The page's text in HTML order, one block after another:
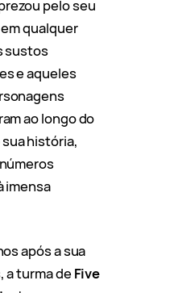
pelo seu
qualquer
sustos
e aqueles
ao longo do
história,
imensa
após a sua
a turma deFive